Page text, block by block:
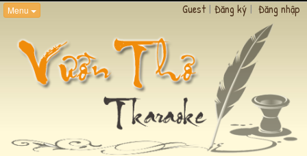
Menu Guest | Đăng ký | Đăng nhập